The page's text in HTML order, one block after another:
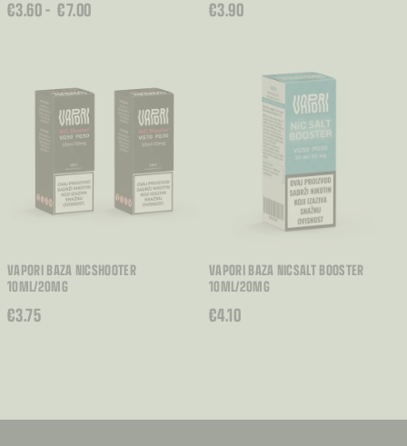
€3.60– €7.00
RASPON
€3.90
VAPORI BAZA NICSHOOTER
10ML/20MG
€3.75
VAPORI BAZA NICSALT BOOSTER
10ML/20MG
€4.10